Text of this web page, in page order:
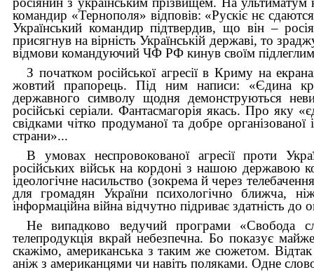
командир «Тернополя» відповів: «Рускіє нє
Український командир підтвердив, що він –
присягнув на вірність Українській державі, то
відмови командуючий ЧФ РФ кинув своїм
З початком російської агресії в Криму на
жовтий прапорець. Під ним написи: «Єдина
державного символу щодня демонструються
російські серіали. Фантасмагорія якась. Про яку «
свідками чітко продуманої та добре
страни»...
В умовах неспровокованої агресії проти
російських військ на кордоні з нашою державою
ідеологічне насильство (зокрема й через
для громадян України психологічно ближча,
інформаційна війна відчутно підриває здатність до
Не випадково ведучий програми «Свобода
телепродукція вкрай небезпечна. Бо показує
скажімо, американська з таким же сюжетом.
аніж з американцями чи навіть поляками. Одне